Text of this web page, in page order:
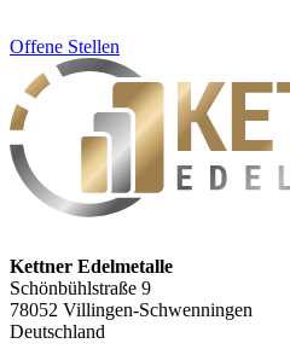
Offene Stellen
Kettner Edelmetalle
Schönbühlstraße 9
78052 Villingen-Schwenningen
Deutschland